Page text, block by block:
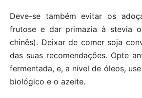
Deve-se também evitar os
frutose e dar primazia à stevia
chinês). Deixar de comer soja
das suas recomendações. Opte
fermentada, e, a nível de óleos,
biológico e o azeite.